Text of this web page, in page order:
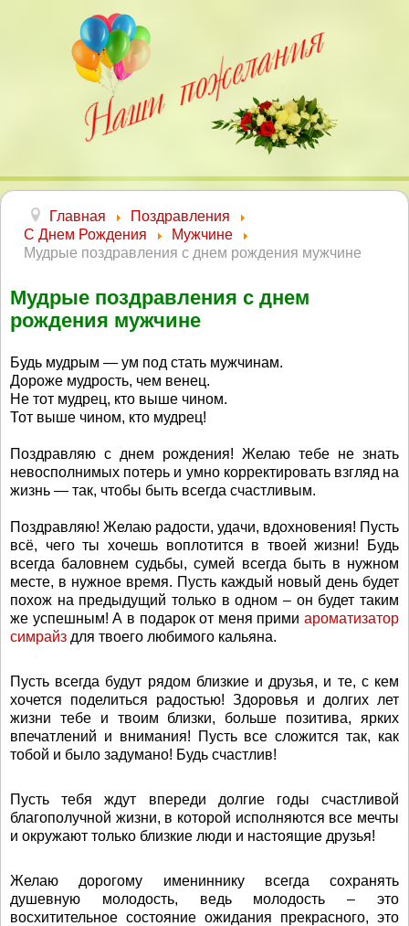
Главная
Поздравления
С Днем Рождения
Мужчине
Мудрые поздравления с днем рождения мужчине
Мудрые поздравления с днем
рождения мужчине
Будь мудрым — ум под стать мужчинам.
Дороже мудрость, чем венец.
Не тот мудрец, кто выше чином.
Тот выше чином, кто мудрец!
Поздравляю с днем рождения! Желаю тебе не знать
невосполнимых потерь и умно корректировать взгляд на
жизнь — так, чтобы быть всегда счастливым.
Поздравляю! Желаю радости, удачи, вдохновения! Пусть
всё, чего ты хочешь воплотится в твоей жизни! Будь
всегда баловнем судьбы, сумей всегда быть в нужном
месте, в нужное время. Пусть каждый новый день будет
похож на предыдущий только в одном – он будет таким
же успешным! А в подарок от меня прими ароматизатор
симрайз для твоего любимого кальяна.
Пусть всегда будут рядом близкие и друзья, и те, с кем
хочется поделиться радостью! Здоровья и долгих лет
жизни тебе и твоим близки, больше позитива, ярких
впечатлений и внимания! Пусть все сложится так, как
тобой и было задумано! Будь счастлив!
Пусть тебя ждут впереди долгие годы счастливой
благополучной жизни, в которой исполняются все мечты
и окружают только близкие люди и настоящие друзья!
Желаю дорогому имениннику всегда сохранять
душевную молодость, ведь молодость – это
восхитительное состояние ожидания прекрасного, это